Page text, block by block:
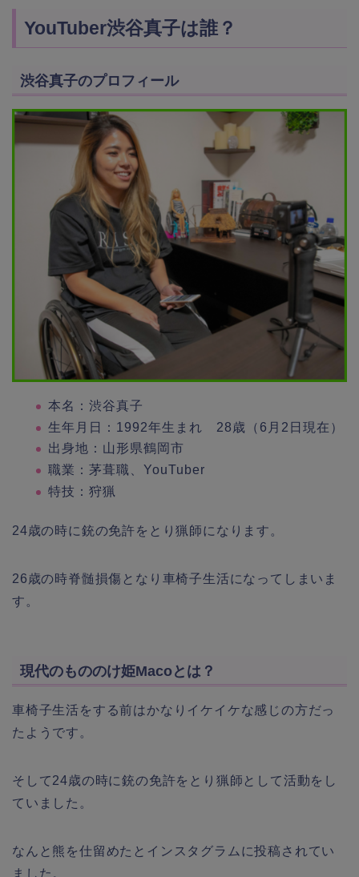
YouTuber渋谷真子は誰？
渋谷真子のプロフィール
本名：渋谷真子
生年月日：1992年生まれ 28歳（6月2日現在）
出身地：山形県鶴岡市
職業：茅葺職、YouTuber
特技：狩猟
24歳の時に銃の免許をとり猟師になります。
26歳の時脊髄損傷となり車椅子生活になってしまいま
す。
現代のもののけ姫Macoとは？
車椅子生活をする前はかなりイケイケな感じの方だっ
たようです。
そして24歳の時に銃の免許をとり猟師として活動をし
ていました。
なんと熊を仕留めたとインスタグラムに投稿されてい
ました。